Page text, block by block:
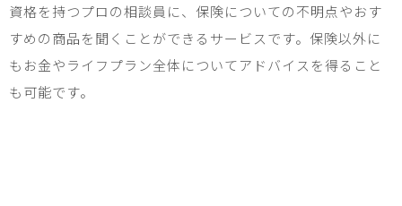
資格を持つプロの相談員に、保険についての不明点やおす
すめの商品を聞くことができるサービスです。保険以外に
もお金やライフプラン全体についてアドバイスを得ること
も可能です。